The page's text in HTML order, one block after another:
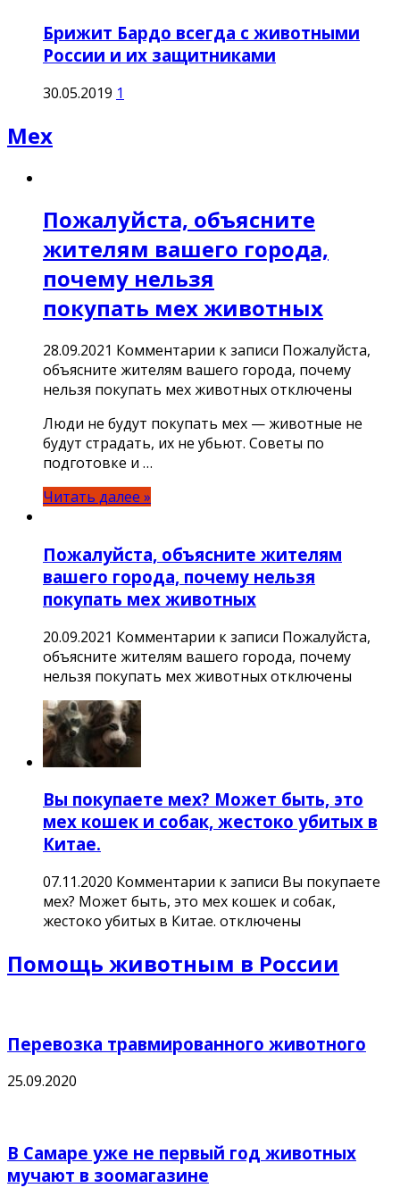
Брижит Бардо всегда с животными
России и их защитниками
30.05.2019 1
Мех
Пожалуйста, объясните
жителям вашего города,
почему нельзя
покупать мех животных
28.09.2021 Комментарии к записи Пожалуйста,
объясните жителям вашего города, почему
нельзя покупать мех животныхотключены
Люди не будут покупать мех — животные не
будут страдать, их не убьют. Советы по
подготовке и …
Читать далее »
Пожалуйста, объясните жителям
вашего города, почему нельзя
покупать мех животных
20.09.2021 Комментарии к записи Пожалуйста,
объясните жителям вашего города, почему
нельзя покупать мех животныхотключены
Вы покупаете мех? Может быть, это
мех кошек и собак, жестоко убитых в
Китае.
07.11.2020 Комментарии к записи Вы покупаете
мех? Может быть, это мех кошек и собак,
жестоко убитых в Китае. отключены
Помощь животным в России
Перевозка травмированного животного
25.09.2020
В Самаре уже не первый год животных
мучают в зоомагазине